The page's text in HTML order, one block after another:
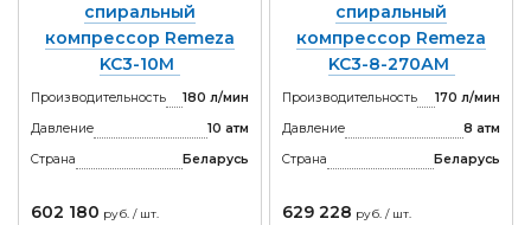
спиральный
компрессор Remeza
KC3-10M
Производительность
180 л/мин
Давление
10 атм
Страна
Беларусь
602 180 руб. / шт.
спиральный
компрессор Remeza
KC3-8-270АМ
Производительность
170 л/мин
Давление
8 атм
Страна
Беларусь
629 228 руб. / шт.